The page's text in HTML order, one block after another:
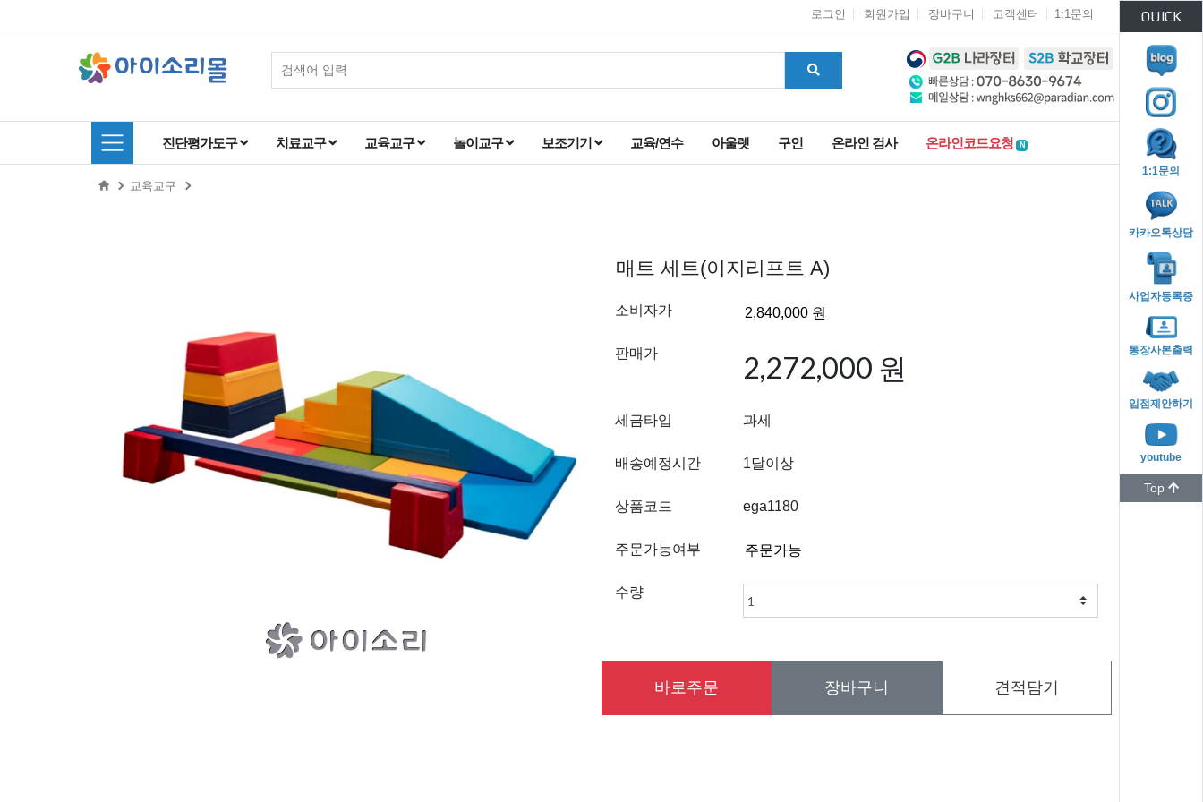
QUICK
1:1문의
카카오톡상담
사업자등록증
통장사본출력
입점제안하기
youtube
Top
로그인 회원가입 장바구니 고객센터 1:1문의
진단평가도구 치료교구 교육교구 놀이교구 보조기기 교육/연수 아울렛 구인 온라인 검사 온라인코드요청 N
교육교구
매트 세트(이지리프트 A)
소비자가
판매가 2,272,000 원
세금타입 과세
배송예정시간 1달이상
상품코드 ega1180
주문가능여부
수량
바로주문 장바구니 견적담기